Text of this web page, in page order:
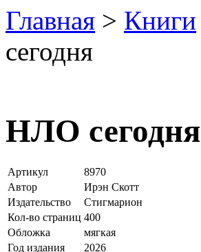
Главная > Книги
сегодня
НЛО сегодня
Артикул
8970
Автор
Ирэн Скотт
Издательство
Стигмарион
Кол-во страниц 400
Обложка
мягкая
Год издания
2026